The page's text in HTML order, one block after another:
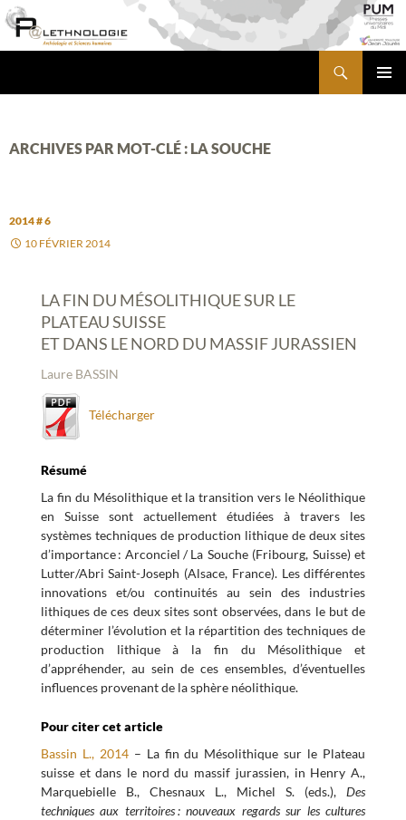
Aller
au
contenu
ARCHIVES PAR MOT-CLÉ : LA SOUCHE
2014 # 6
10 FÉVRIER 2014
LA FIN DU MÉSOLITHIQUE SUR LE
PLATEAU SUISSE
ET DANS LE NORD DU MASSIF JURASSIEN
Laure BASSIN
Télécharger
Résumé
La fin du Mésolithique et la transition vers le Néolithique
en Suisse sont actuellement étudiées à travers les
systèmes techniques de production lithique de deux sites
d’importance : Arconciel / La Souche (Fribourg, Suisse) et
Lutter/Abri Saint-Joseph (Alsace, France). Les différentes
innovations et/ou continuités au sein des industries
lithiques de ces deux sites sont observées, dans le but de
déterminer l’évolution et la répartition des techniques de
production lithique à la fin du Mésolithique et
d’appréhender, au sein de ces ensembles, d’éventuelles
influences provenant de la sphère néolithique.
Pour citer cet article
Bassin L., 2014 – La fin du Mésolithique sur le Plateau
suisse et dans le nord du massif jurassien, in Henry A.,
Marquebielle B., Chesnaux L., Michel S. (eds.),Des
techniques aux territoires : nouveaux regards sur les cultures